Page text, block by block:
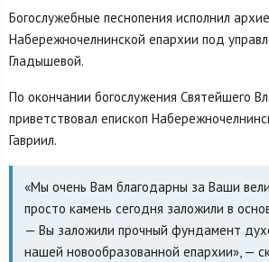
Богослужебные песнопения исполнил
Набережночелнинской епархии под
Гладышевой.
По окончании богослужения Святейшего
приветствовал епископ
Гавриил.
«Мы очень Вам благодарны за Ваши
просто камень сегодня заложили в
— Вы заложили прочный фундамент
нашей новообразованной епархии», —